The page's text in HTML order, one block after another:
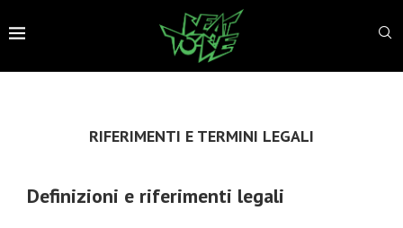
RIFERIMENTI E TERMINI LEGALI
Definizioni e riferimenti legali